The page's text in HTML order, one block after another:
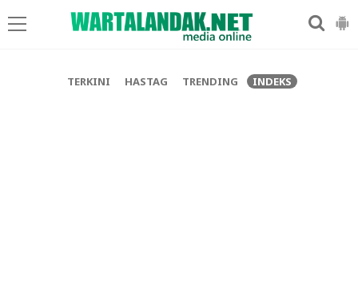
TERKINI HASTAG TRENDING INDEKS